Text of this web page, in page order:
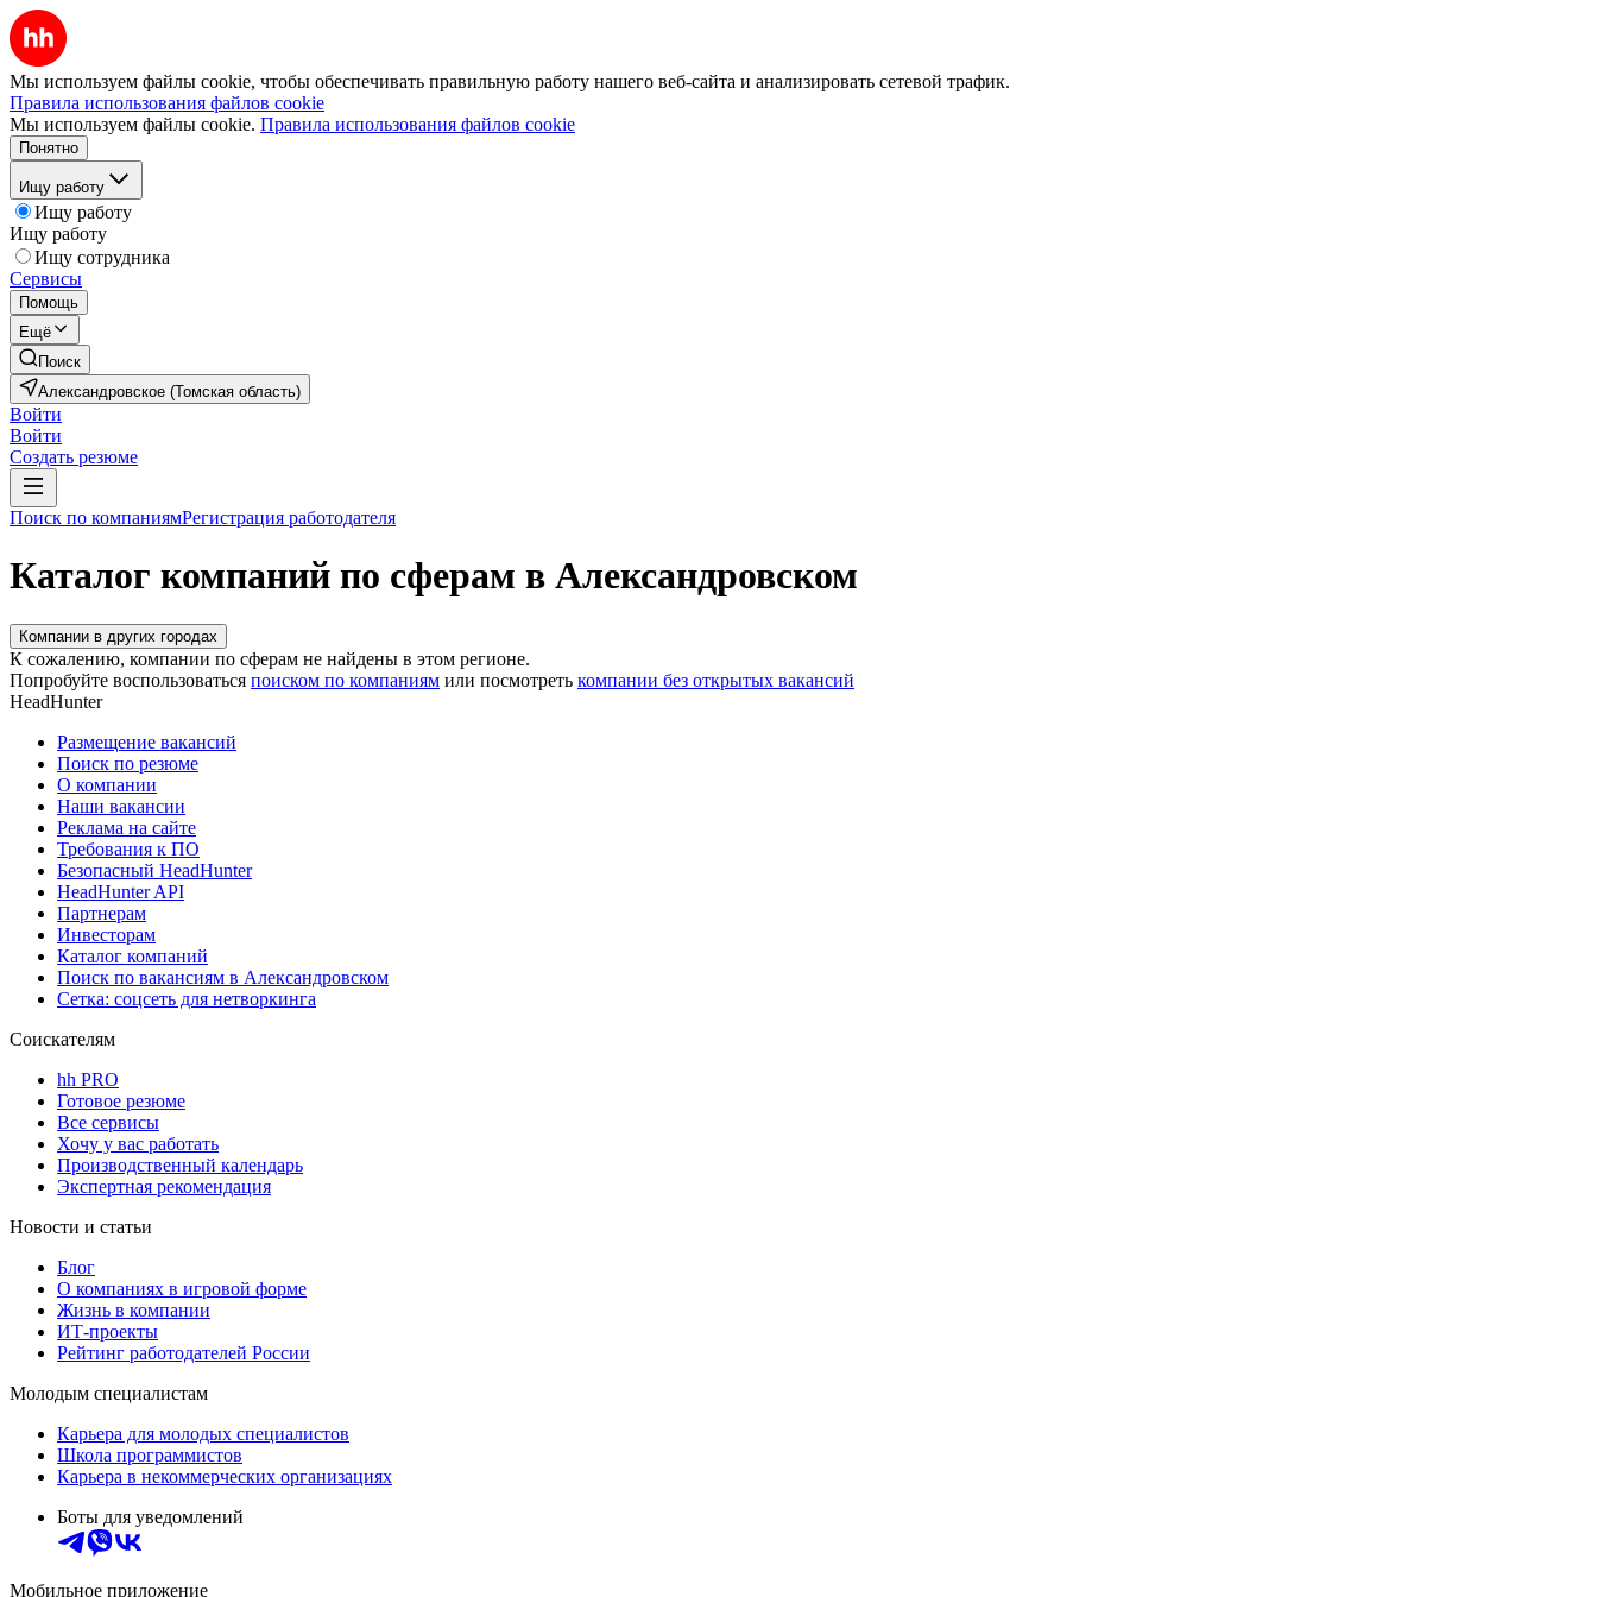
Мы используем файлы cookie, чтобы обеспечивать правильную работу нашего веб-сайта и анализировать сетевой трафик.
Правила использования файлов cookie
Мы используем файлы cookie. Правила использования файлов cookie
Понятно
Ищу работу
Ищу работу
Ищу работу
Ищу сотрудника
Сервисы
Помощь
Ещё
Поиск
Александровское (Томская область)
Войти
Войти
Создать резюме
Поиск по компаниямРегистрация работодателя
Каталог компаний по сферам в Александровском
Компании в других городах
К сожалению, компании по сферам не найдены в этом регионе.
Попробуйте воспользоваться поиском по компаниям или посмотреть компании без открытых вакансий
HeadHunter
Размещение вакансий
Поиск по резюме
О компании
Наши вакансии
Реклама на сайте
Требования к ПО
Безопасный HeadHunter
HeadHunter API
Партнерам
Инвесторам
Каталог компаний
Поиск по вакансиям в Александровском
Сетка: соцсеть для нетворкинга
Соискателям
hh PRO
Готовое резюме
Все сервисы
Хочу у вас работать
Производственный календарь
Экспертная рекомендация
Новости и статьи
Блог
О компаниях в игровой форме
Жизнь в компании
ИТ-проекты
Рейтинг работодателей России
Молодым специалистам
Карьера для молодых специалистов
Школа программистов
Карьера в некоммерческих организациях
Боты для уведомлений
Мобильное приложение